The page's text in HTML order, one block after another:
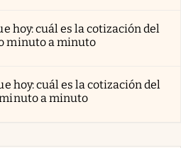
hoy: cuál es la cotización del
minuto a minuto
hoy: cuál es la cotización del
minuto a minuto